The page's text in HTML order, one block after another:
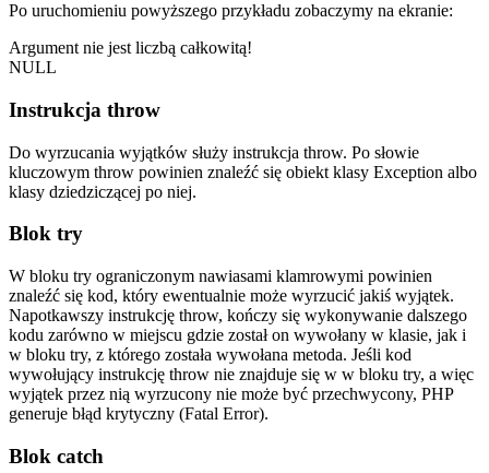
Po uruchomieniu powyższego przykładu zobaczymy na ekranie:
Argument nie jest liczbą całkowitą!
NULL
Instrukcja throw
Do wyrzucania wyjątków służy instrukcja throw. Po słowie
kluczowym throw powinien znaleźć się obiekt klasy Exception albo
klasy dziedziczącej po niej.
Blok try
W bloku try ograniczonym nawiasami klamrowymi powinien
znaleźć się kod, który ewentualnie może wyrzucić jakiś wyjątek.
Napotkawszy instrukcję throw, kończy się wykonywanie dalszego
kodu zarówno w miejscu gdzie został on wywołany w klasie, jak i
w bloku try, z którego została wywołana metoda. Jeśli kod
wywołujący instrukcję throw nie znajduje się w w bloku try, a więc
wyjątek przez nią wyrzucony nie może być przechwycony, PHP
generuje błąd krytyczny (Fatal Error).
Blok catch